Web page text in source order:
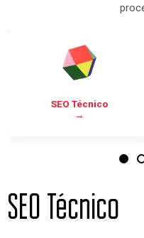
SEO Técnico
→
SEO Técnico